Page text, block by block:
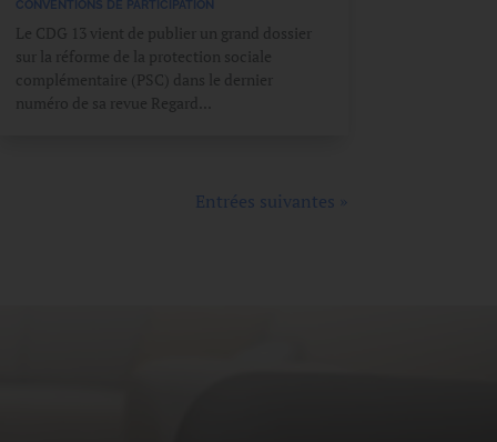
CONVENTIONS DE PARTICIPATION
Le CDG 13 vient de publier un grand dossier
sur la réforme de la protection sociale
complémentaire (PSC) dans le dernier
numéro de sa revue Regard...
Entrées suivantes »